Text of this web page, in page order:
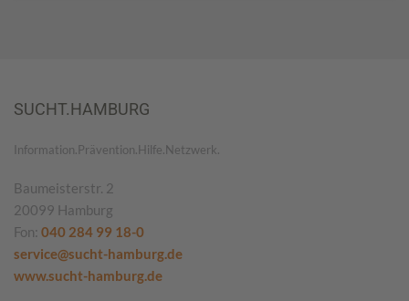
SUCHT.HAMBURG
Information.Prävention.Hilfe.Netzwerk.
Baumeisterstr. 2
20099 Hamburg
Fon: 040 284 99 18-0
service@sucht-hamburg.de
www.sucht-hamburg.de